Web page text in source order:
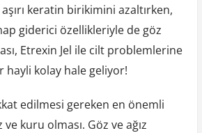
keratin birikimini azaltırken,
giderici özellikleriyle de göz
Etrexin Jel ile cilt problemlerine
hayli kolay hale geliyor!
edilmesi gereken en önemli
kuru olması. Göz ve ağız